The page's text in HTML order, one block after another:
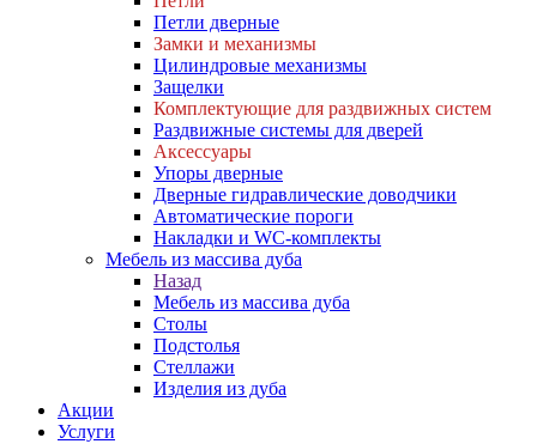
Петли дверные
Замки и механизмы
Цилиндровые механизмы
Защелки
Комплектующие для раздвижных систем
Раздвижные системы для дверей
Аксессуары
Упоры дверные
Дверные гидравлические доводчики
Автоматические пороги
Накладки и WC-комплекты
Мебель из массива дуба
Назад
Мебель из массива дуба
Столы
Подстолья
Стеллажи
Изделия из дуба
Акции
Услуги